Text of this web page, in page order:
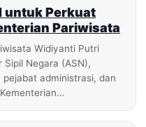
untuk Perkuat
Pariwisata
Widiyanti Putri
Negara (ASN),
administrasi, dan